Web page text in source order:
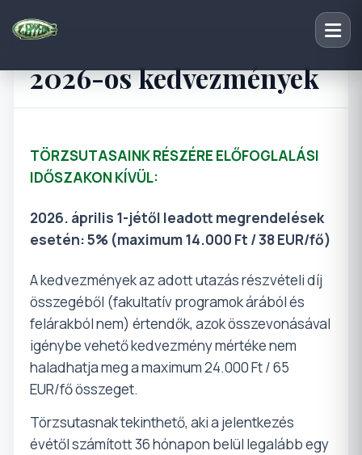
2026-os kedvezmények
TÖRZSUTASAINK RÉSZÉRE ELŐFOGLALÁSI
IDŐSZAKON KÍVÜL:
2026. április 1-jétől leadott megrendelések
esetén: 5% (maximum 14.000 Ft / 38 EUR/fő)
A kedvezmények az adott utazás részvételi díj
összegéből (fakultatív programok árából és
felárakból nem) értendők, azok összevonásával
igénybe vehető kedvezmény mértéke nem
haladhatja meg a maximum 24.000 Ft / 65
EUR/fő összeget.
Törzsutasnak tekinthető, aki a jelentkezés
évétől számított 36 hónapon belül legalább egy